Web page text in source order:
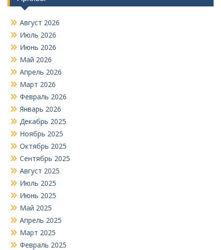
Август 2026
Июль 2026
Июнь 2026
Май 2026
Апрель 2026
Март 2026
Февраль 2026
Январь 2026
Декабрь 2025
Ноябрь 2025
Октябрь 2025
Сентябрь 2025
Август 2025
Июль 2025
Июнь 2025
Май 2025
Апрель 2025
Март 2025
Февраль 2025